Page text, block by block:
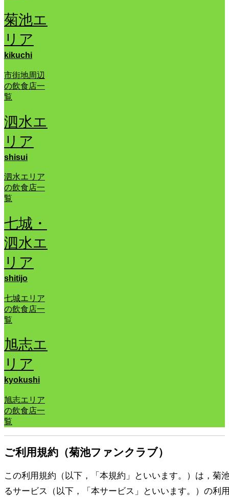
菊池エ
リア
kikuchi
市街地周辺
の飲食店一
覧
泗水エ
リア
shisui
泗水エリア
の飲食店一
覧
七城・
泗水エ
リア
shitijo
七城エリア
の飲食店一
覧
旭志エ
リア
kyokushi
旭志エリア
の飲食店一
覧
ご利用規約（菊池ファンクラブ）
この利用規約（以下，「本規約」といいます。）は，菊
るサービス（以下，「本サービス」といいます。）の利